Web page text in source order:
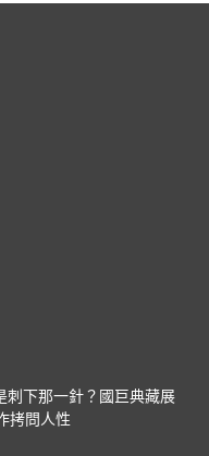
刺下那一針？國巨典藏展
拷問人性